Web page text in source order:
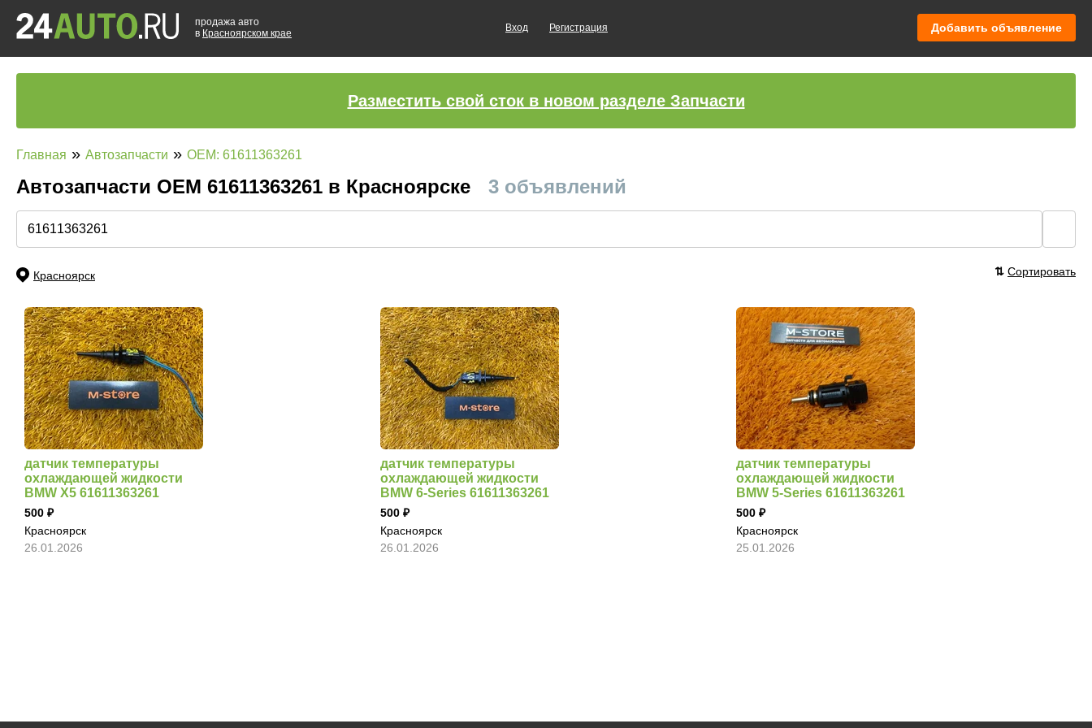
продажа авто
в Красноярском крае
Вход Регистрация Добавить объявление
Разместить свой сток в новом разделе Запчасти
Главная » Автозапчасти » OEM: 61611363261
Автозапчасти ОЕМ 61611363261 в Красноярске 3 объявлений
Красноярск ⇅ Сортировать
датчик температуры
охлаждающей жидкости
BMW X5 61611363261
500
Красноярск
26.01.2026
датчик температуры
охлаждающей жидкости
BMW 6-Series 61611363261
500
Красноярск
26.01.2026
датчик температуры
охлаждающей жидкости
BMW 5-Series 61611363261
500
Красноярск
25.01.2026